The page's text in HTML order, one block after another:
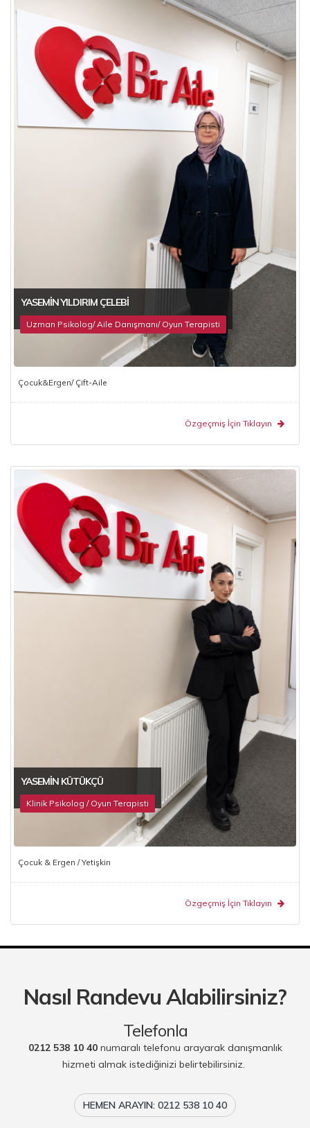
YASEMIN YILDIRIM ÇELEBI
Uzman Psikolog/ Aile Danışmanı/ Oyun Terapisti
Çocuk&Ergen/ Çift-Aile
Özgeçmiş İçin Tıklayın
YASEMIN KÜTÜKÇÜ
Klinik Psikolog / Oyun Terapisti
Çocuk & Ergen / Yetişkin
Özgeçmiş İçin Tıklayın
Nasıl Randevu Alabilirsiniz?
Telefonla
0212 538 10 40numaralı telefonu arayarak danışmanlık
hizmeti almak istediğinizi belirtebilirsiniz.
HEMEN ARAYIN: 0212 538 10 40